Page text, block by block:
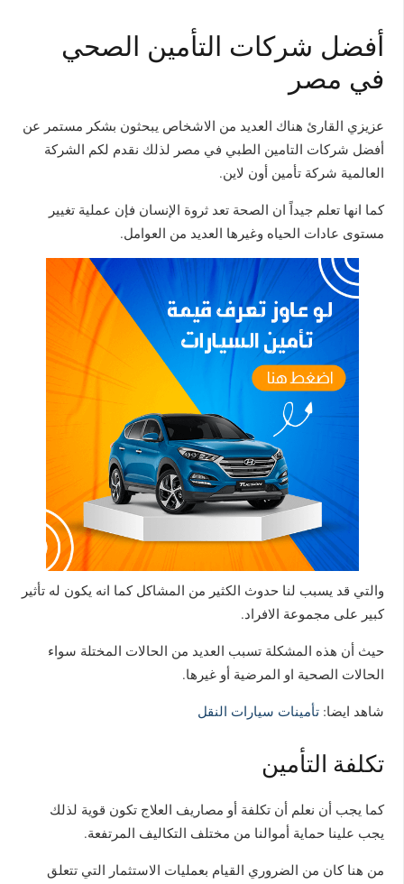
أفضل شركات التأمين الصحي
في مصر
عزيزي القارئ هناك العديد من الاشخاص يبحثون بشكر مستمر عن
أفضل شركات التامين الطبي في مصر لذلك نقدم لكم الشركة
العالمية شركة تأمين أون لاين.
كما انها تعلم جيداً ان الصحة تعد ثروة الإنسان فإن عملية تغيير
مستوى عادات الحياه وغيرها العديد من العوامل.
والتي قد يسبب لنا حدوث الكثير من المشاكل كما انه يكون له تأثير
كبير على مجموعة الافراد.
حيث أن هذه المشكلة تسبب العديد من الحالات المختلة سواء
الحالات الصحية او المرضية أو غيرها.
شاهد ايضا:تأمينات سيارات النقل
تكلفة التأمين
كما يجب أن نعلم أن تكلفة أو مصاريف العلاج تكون قوية لذلك
يجب علينا حماية أموالنا من مختلف التكاليف المرتفعة.
من هنا كان من الضروري القيام بعمليات الاستثمار التي تتعلق